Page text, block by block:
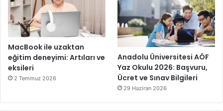
MacBook ile uzaktan
eğitim deneyimi: Artıları ve
eksileri
2 Temmuz 2026
Anadolu Üniversitesi AÖF
Yaz Okulu 2026: Başvuru,
Ücret ve Sınav Bilgileri
29 Haziran 2026